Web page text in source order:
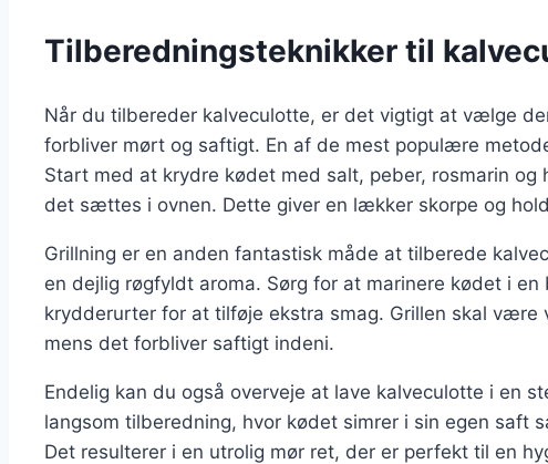
Tilberedningsteknikker til
Når du tilbereder kalveculotte, er det vigtigt at vælge
forbliver mørt og saftigt. En af de mest populære
Start med at krydre kødet med salt, peber, rosmarin
det sættes i ovnen. Dette giver en lækker skorpe og
Grillning er en anden fantastisk måde at tilberede
en dejlig røgfyldt aroma. Sørg for at marinere kødet i
krydderurter for at tilføje ekstra smag. Grillen skal være
mens det forbliver saftigt indeni.
Endelig kan du også overveje at lave kalveculotte i en
langsom tilberedning, hvor kødet simrer i sin egen saft
Det resulterer i en utrolig mør ret, der er perfekt til en